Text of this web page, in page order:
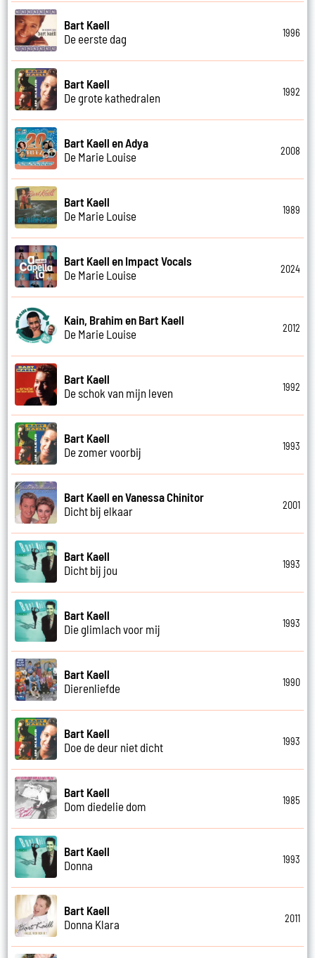
Bart Kaell
De eerste dag
1996
Bart Kaell
De grote kathedralen
1992
Bart Kaell en Adya
De Marie Louise
2008
Bart Kaell
De Marie Louise
1989
Bart Kaell en Impact Vocals
De Marie Louise
2024
Kain, Brahim en Bart Kaell
De Marie Louise
2012
Bart Kaell
De schok van mijn leven
1992
Bart Kaell
De zomer voorbij
1993
Bart Kaell en Vanessa Chinitor
Dicht bij elkaar
2001
Bart Kaell
Dicht bij jou
1993
Bart Kaell
Die glimlach voor mij
1993
Bart Kaell
Dierenliefde
1990
Bart Kaell
Doe de deur niet dicht
1993
Bart Kaell
Dom diedelie dom
1985
Bart Kaell
Donna
1993
Bart Kaell
Donna Klara
2011